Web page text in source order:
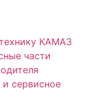
КАМАЗ
части
сервисное